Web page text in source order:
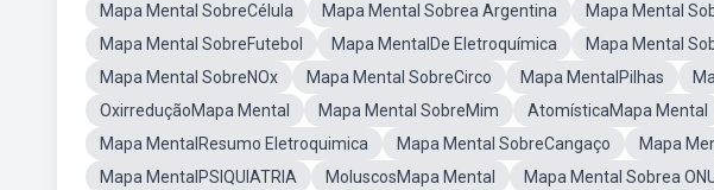
Mapa Mental SobreCélula
Mapa Mental Sobrea Argentina Mapa Mental
Mapa Mental SobreFutebol
Mapa MentalDe Eletroquímica Mapa Mental
Mapa Mental SobreNOx
Mapa Mental SobreCirco Mapa MentalPilhas
OxirreduçãoMapa Mental
Mapa Mental SobreMim AtomísticaMapa Mental
Mapa MentalResumo Eletroquimica
Mapa Mental SobreCangaço
Mapa
Mapa MentalPSIQUIATRIA
MoluscosMapa Mental Mapa Mental Sobrea